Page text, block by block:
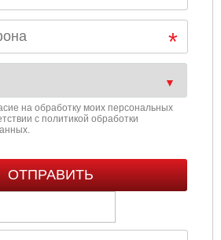
на обработку моих персональных
с политикой обработки